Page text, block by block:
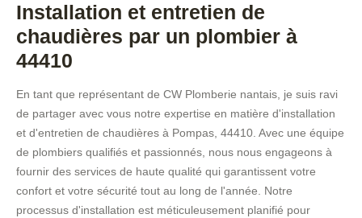
Installation et entretien de
chaudières par un plombier à
44410
En tant que représentant de CW Plomberie nantais, je suis ravi
de partager avec vous notre expertise en matière d'installation
et d'entretien de chaudières à Pompas, 44410. Avec une équipe
de plombiers qualifiés et passionnés, nous nous engageons à
fournir des services de haute qualité qui garantissent votre
confort et votre sécurité tout au long de l'année. Notre
processus d'installation est méticuleusement planifié pour